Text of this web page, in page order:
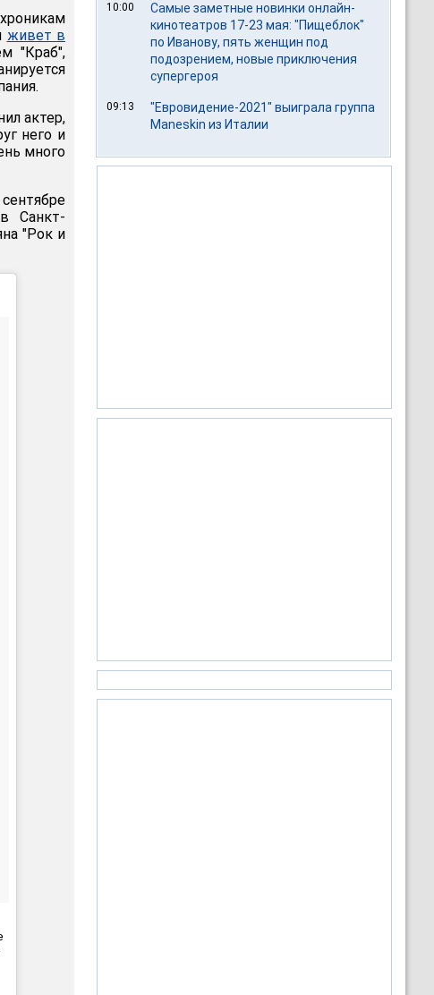
живет в
"Краб",
актер,
него и
много
Санкт-
"Рок и
10:00
Самые заметные новинки онлайн-
кинотеатров 17-23 мая: "Пищеблок"
по Иванову, пять женщин под
подозрением, новые приключения
супергероя
09:13
"Евровидение-2021" выиграла группа
Maneskin из Италии